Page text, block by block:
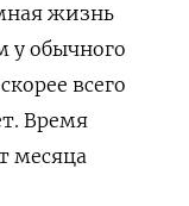
жизнь
у обычного
всего
Время
месяца